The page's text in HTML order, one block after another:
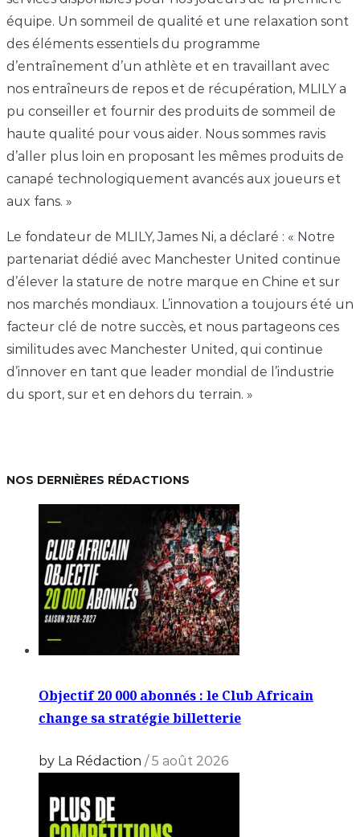
équipe. Un sommeil de qualité et une relaxation sont
des éléments essentiels du programme
d’entraînement d’un athlète et en travaillant avec
nos entraîneurs de repos et de récupération, MLILY a
pu conseiller et fournir des produits de sommeil de
haute qualité pour vous aider. Nous sommes ravis
d’aller plus loin en proposant les mêmes produits de
canapé technologiquement avancés aux joueurs et
aux fans. »
Le fondateur de MLILY, James Ni, a déclaré : « Notre
partenariat dédié avec Manchester United continue
d’élever la stature de notre marque en Chine et sur
nos marchés mondiaux. L’innovation a toujours été un
facteur clé de notre succès, et nous partageons ces
similitudes avec Manchester United, qui continue
d’innover en tant que leader mondial de l’industrie
du sport, sur et en dehors du terrain. »
NOS DERNIÈRES RÉDACTIONS
Objectif 20 000 abonnés : le Club Africain
change sa stratégie billetterie
by La Rédaction / 5 août 2026